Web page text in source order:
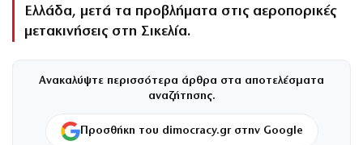
Ελλάδα, μετά τα προβλήματα στις αεροπορικές
μετακινήσεις στη Σικελία.
Ανακαλύψτε περισσότερα άρθρα στα αποτελέσματα
αναζήτησης.
Προσθήκη του dimocracy.gr στην Google